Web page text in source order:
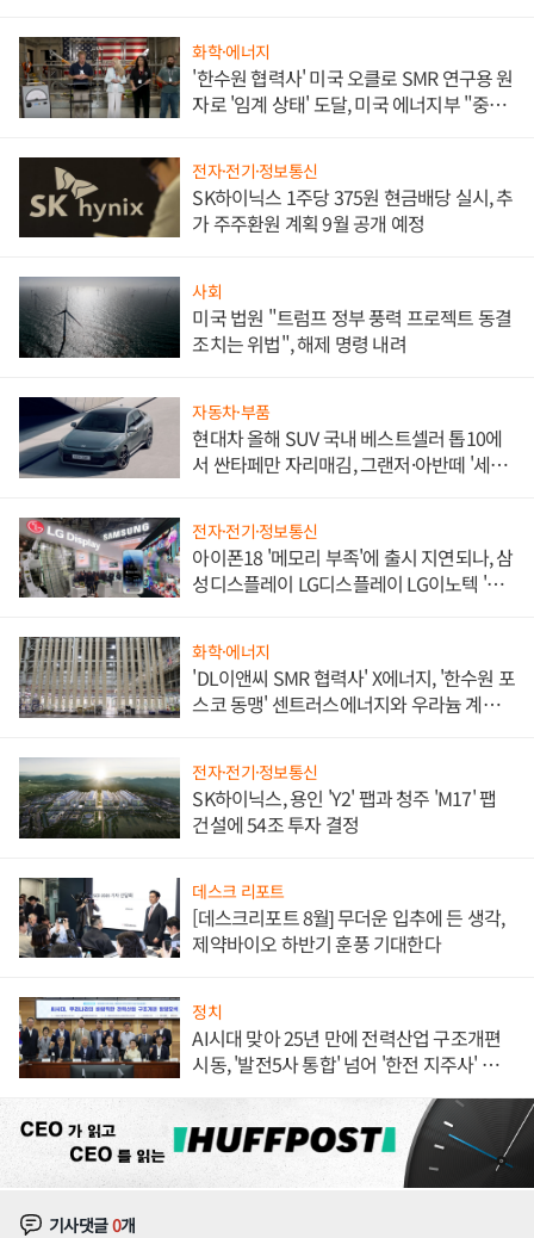
화학·에너지
'한수원 협력사' 미국 오클로 SMR 연구용 원
자로 '임계 상태' 도달, 미국 에너지부 "중요
전자·전기·정보통신
SK하이닉스 1주당 375원 현금배당 실시, 추
가 주주환원 계획 9월 공개 예정
사회
미국 법원 "트럼프 정부 풍력 프로젝트 동결
조치는 위법", 해제 명령 내려
자동차·부품
현대차 올해 SUV 국내 베스트셀러 톱10에
서 싼타페만 자리매김, 그랜저·아반떼 '세단
전자·전기·정보통신
아이폰18 '메모리 부족'에 출시 지연되나, 삼
성디스플레이 LG디스플레이 LG이노텍 '탈
화학·에너지
'DL이앤씨 SMR 협력사' X에너지, '한수원 포
스코 동맹' 센트러스에너지와 우라늄 계약
전자·전기·정보통신
SK하이닉스, 용인 'Y2' 팹과 청주 'M17' 팹
건설에 54조 투자 결정
데스크 리포트
[데스크리포트 8월] 무더운 입추에 든 생각,
제약바이오 하반기 훈풍 기대한다
정치
AI시대 맞아 25년 만에 전력산업 구조개편
시동, '발전5사 통합' 넘어 '한전 지주사' 재편
기사댓글0개